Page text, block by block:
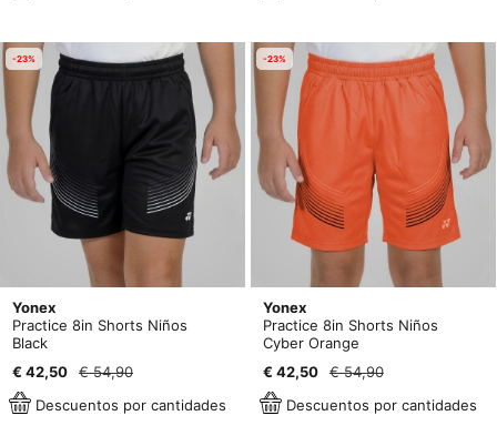
-23%
Yonex
Practice 8in Shorts Niños
Black
€ 42,50
€ 54,90
Descuentos por cantidades
-23%
Yonex
Practice 8in Shorts Niños
Cyber Orange
€ 42,50
€ 54,90
Descuentos por cantidades